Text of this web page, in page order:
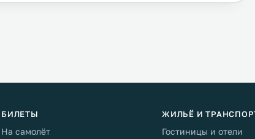
БИЛЕТЫ
На самолёт
ЖИЛЬЁ И
Гостиницы и отели